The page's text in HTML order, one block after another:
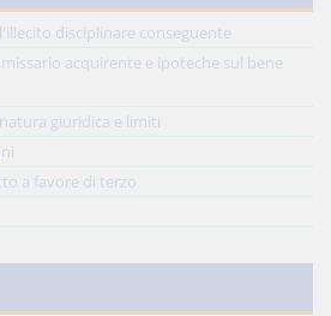
disciplinare conseguente
acquirente e ipoteche sul bene
giuridica e limiti
a favore di terzo